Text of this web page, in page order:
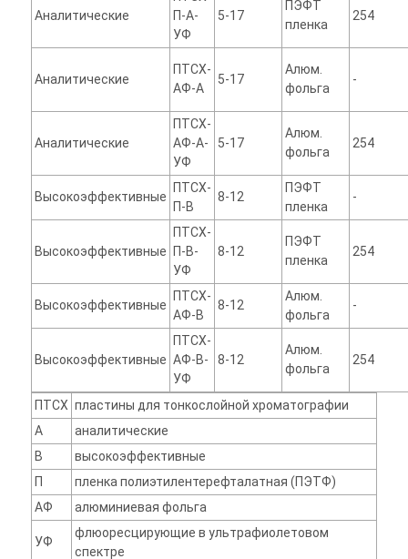
Аналитические
П-А-
УФ
5-17
ПЭФТ
пленка
254
Аналитические
ПТСХ-
АФ-А
5-17
Алюм.
фольга
-
Аналитические
ПТСХ-
АФ-А-
УФ
5-17
Алюм.
фольга
254
Высокоэффективные
ПТСХ-
П-В
8-12
ПЭФТ
пленка
-
Высокоэффективные
ПТСХ-
П-В-
УФ
8-12
ПЭФТ
пленка
254
Высокоэффективные
ПТСХ-
АФ-В
8-12
Алюм.
фольга
-
Высокоэффективные
ПТСХ-
АФ-В-
УФ
8-12
Алюм.
фольга
254
ПТСХ пластины для тонкослойной хроматографии
А
аналитические
В
высокоэффективные
П
пленка полиэтилентерефталатная (ПЭТФ)
АФ
алюминиевая фольга
УФ
флюоресцирующие в ультрафиолетовом
спектре